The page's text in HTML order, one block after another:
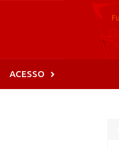
ACESSO